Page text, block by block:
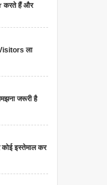
करते हैं और
ला
जरूरी है
कोई इस्तेमाल कर